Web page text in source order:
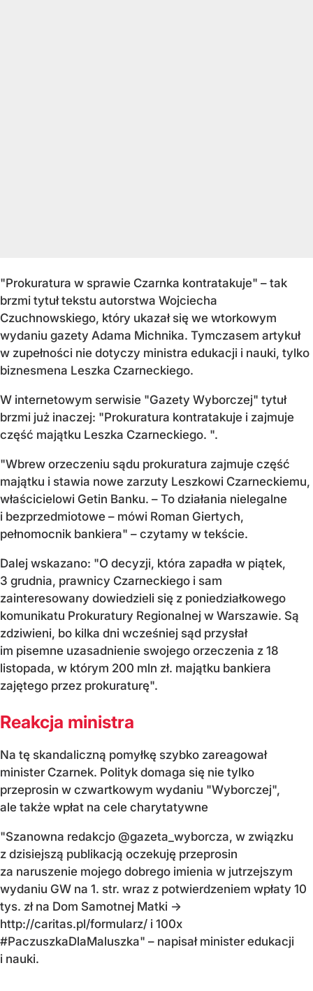
"Prokuratura w sprawie Czarnka kontratakuje" – tak
brzmi tytuł tekstu autorstwa Wojciecha
Czuchnowskiego, który ukazał się we wtorkowym
wydaniu gazety Adama Michnika. Tymczasem artykuł
w zupełności nie dotyczy ministra edukacji i nauki, tylko
biznesmena Leszka Czarneckiego.
W internetowym serwisie "Gazety Wyborczej" tytuł
brzmi już inaczej: "Prokuratura kontratakuje i zajmuje
część majątku Leszka Czarneckiego. ".
"Wbrew orzeczeniu sądu prokuratura zajmuje część
majątku i stawia nowe zarzuty Leszkowi Czarneckiemu,
właścicielowi Getin Banku. – To działania nielegalne
i bezprzedmiotowe – mówi Roman Giertych,
pełnomocnik bankiera" – czytamy w tekście.
Dalej wskazano: "O decyzji, która zapadła w piątek,
3 grudnia, prawnicy Czarneckiego i sam
zainteresowany dowiedzieli się z poniedziałkowego
komunikatu Prokuratury Regionalnej w Warszawie. Są
zdziwieni, bo kilka dni wcześniej sąd przysłał
im pisemne uzasadnienie swojego orzeczenia z 18
listopada, w którym 200 mln zł. majątku bankiera
zajętego przez prokuraturę".
Reakcja ministra
Na tę skandaliczną pomyłkę szybko zareagował
minister Czarnek. Polityk domaga się nie tylko
przeprosin w czwartkowym wydaniu "Wyborczej",
ale także wpłat na cele charytatywne
"Szanowna redakcjo @gazeta_wyborcza, w związku
z dzisiejszą publikacją oczekuję przeprosin
za naruszenie mojego dobrego imienia w jutrzejszym
wydaniu GW na 1. str. wraz z potwierdzeniem wpłaty 10
tys. zł na Dom Samotnej Matki ->
http://caritas.pl/formularz/ i 100x
#PaczuszkaDlaMaluszka" – napisał minister edukacji
i nauki.